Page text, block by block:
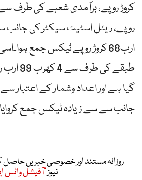
ارب68 کروڑ روپے ٹیکس جمع
طبقے کی
گیا ہے اور اعداد وشمار کے اعتبار
جانب سے سے زیادہ ٹیکس جمع
روزانہ مستند اور خصوصی خبریں
نیوز"آفیشل واٹس